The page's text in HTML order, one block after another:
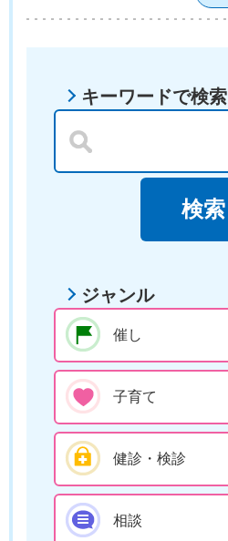
キーワードで検索
ジャンル
催し
子育て
健診・検診
相談